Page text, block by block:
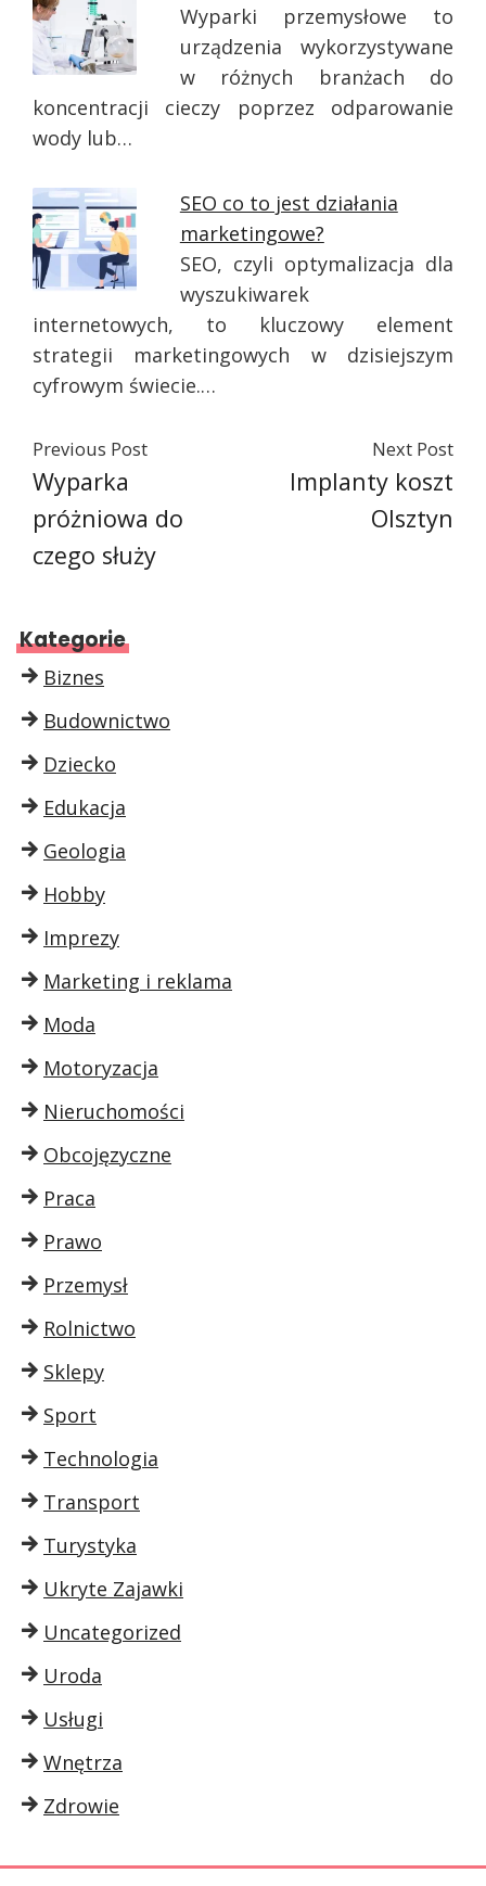
Wyparki przemysłowe to
urządzenia wykorzystywane
w różnych branżach do
koncentracji cieczy poprzez odparowanie
wody lub…
SEO co to jest działania
marketingowe?
SEO, czyli optymalizacja dla
wyszukiwarek
internetowych, to kluczowy element
strategii marketingowych w dzisiejszym
cyfrowym świecie.…
Previous Post
Wyparka
próżniowa do
czego służy
Next Post
Implanty koszt
Olsztyn
Kategorie
Biznes
Budownictwo
Dziecko
Edukacja
Geologia
Hobby
Imprezy
Marketing i reklama
Moda
Motoryzacja
Nieruchomości
Obcojęzyczne
Praca
Prawo
Przemysł
Rolnictwo
Sklepy
Sport
Technologia
Transport
Turystyka
Ukryte Zajawki
Uncategorized
Uroda
Usługi
Wnętrza
Zdrowie